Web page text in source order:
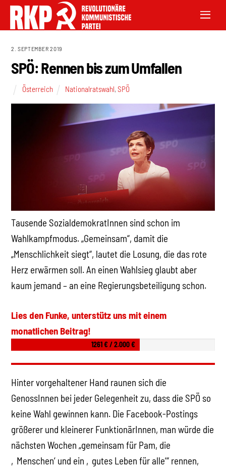
2. SEPTEMBER 2019
SPÖ: Rennen bis zum Umfallen
Österreich Nationalratswahl,SPÖ
Tausende SozialdemokratInnen sind schon im
Wahlkampfmodus. „Gemeinsam“, damit die
„Menschlichkeit siegt“, lautet die Losung, die das rote
Herz erwärmen soll. An einen Wahlsieg glaubt aber
kaum jemand – an eine Regierungsbeteiligung schon.
Lies den Funke, unterstütz uns mit einem
monatlichen Beitrag!
1261 € / 2.000 €
Hinter vorgehaltener Hand raunen sich die
GenossInnen bei jeder Gelegenheit zu, dass die SPÖ so
keine Wahl gewinnen kann. Die Facebook-Postings
größerer und kleinerer Funktionär­Innen, man würde die
nächsten Wochen „gemeinsam für Pam, die
‚Menschen‘ und ein ‚gutes Leben für alle‘“ rennen,